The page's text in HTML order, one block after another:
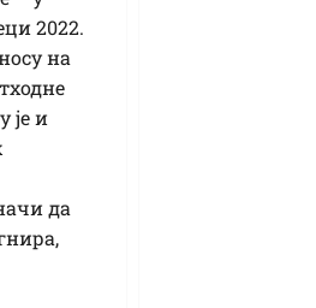
2022.
на
је и
да